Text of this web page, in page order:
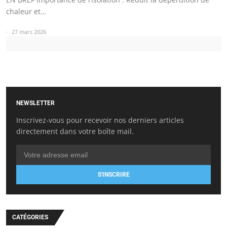
chaleur et…
27 mars 2026
NEWSLETTER
Inscrivez-vous pour recevoir nos derniers articles
directement dans votre boîte mail.
S'INSCRIRE
CATÉGORIES